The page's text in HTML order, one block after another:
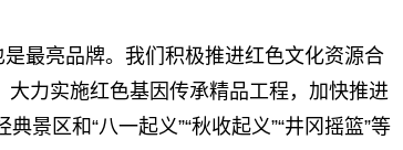
最亮品牌。我们积极推进红色文化资源合
力实施红色基因传承精品工程，加快推进
景区和“八一起义”“秋收起义”“井冈摇篮”等